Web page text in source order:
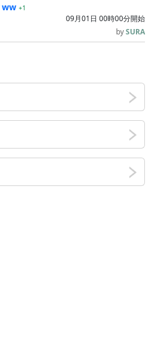
ww +1
09月01日 00時00分開始
bySURA